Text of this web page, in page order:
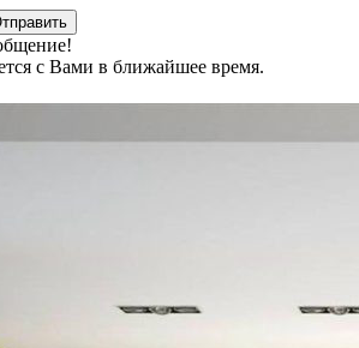
с Вами в ближайшее время.